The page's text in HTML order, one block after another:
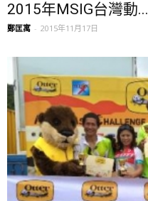
2015年MSIG台灣動...
鄭匡寓 - 2015年11月17日